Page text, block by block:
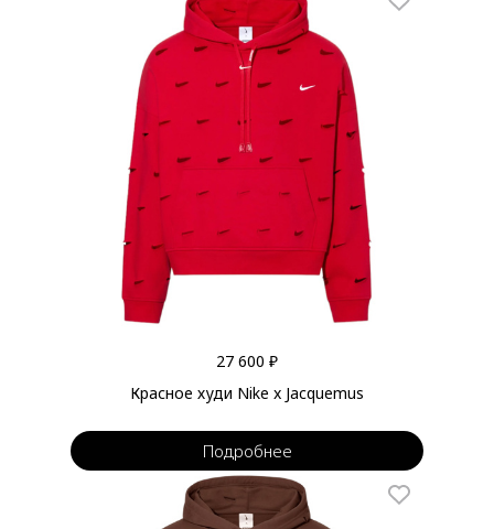
27 600 ₽
Красное худи Nike x Jacquemus
Подробнее